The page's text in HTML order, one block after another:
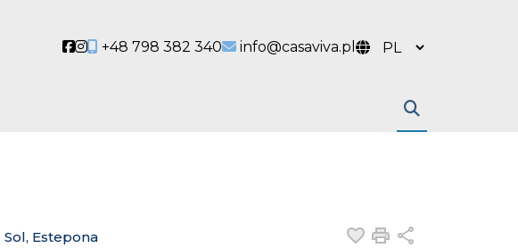
Social link
Social link
+48 798 382 340 info@casaviva.pl
Estepona Dodaj do
Drukuj